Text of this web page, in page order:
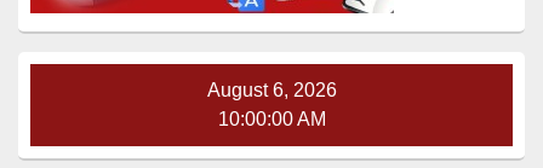
August 6, 2026
10:00:01 AM